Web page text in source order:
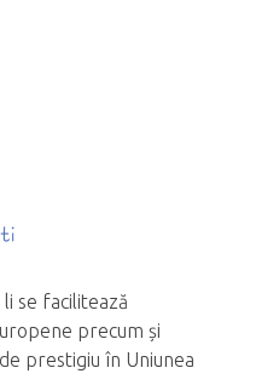
se facilitează
precum și
prestigiu în Uniunea